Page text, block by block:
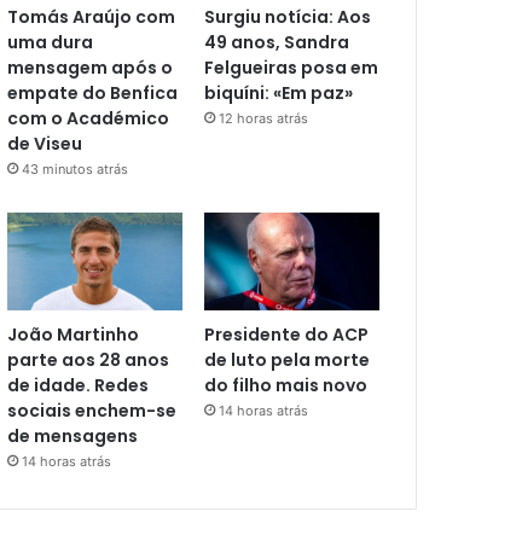
Tomás Araújo com
uma dura
mensagem após o
empate do Benfica
com o Académico
de Viseu
43 minutos atrás
Surgiu notícia: Aos
49 anos, Sandra
Felgueiras posa em
biquíni: «Em paz»
12 horas atrás
João Martinho
parte aos 28 anos
de idade. Redes
sociais enchem-se
de mensagens
14 horas atrás
Presidente do ACP
de luto pela morte
do filho mais novo
14 horas atrás